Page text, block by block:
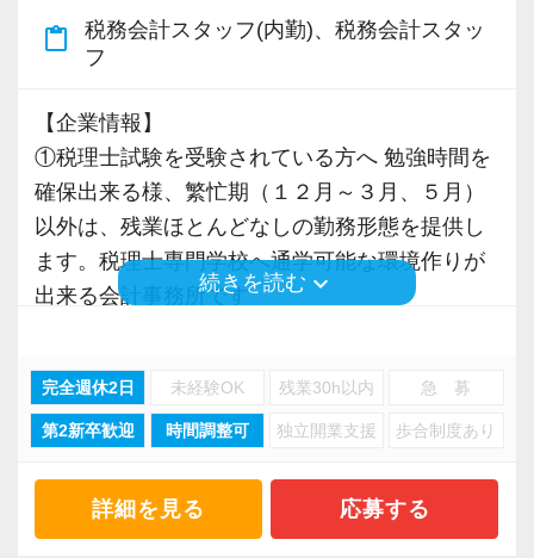
（在籍期間によって金額の上限あり）
◆スーツ手当として、事務所が補助するシステ
額の上限あり）
◆簿記検定や税理士講座の「授業料補助制度」
があります。
【働く環境の魅力】
当事務所は自社ビルで、渋谷駅徒歩12分の場所
静かな住宅地に建ち、建築が好きな所長みずか
らがデザインをおこなった古代ローマ風のオフ
ィスです。（求人写真に入口を掲載していま
税務会計の基幹システムは弥生会計・達人。他
にマネーフォワード、MJSも活用しています。
場を探しておられる方、是非ご応募下さい。専
門性は積み上げるものではなく選びとるもので
す。
【今回の募集について】
会計事務所経験者を歓迎。
次世代を担う社員を募集します。
組織化された効率性の高い事務所で共に働きま
常に向上心を有し、仕事に対して真摯であり、
前向きに挑戦出来る社員を求めています。
税理士等の専門職を目指す方は、勉強しながら
実務経験が積めます。
content_paste
税務会計スタッフ(内勤)、税務会計スタッ
フ
【企業情報】
①税理士試験を受験されている方へ 勉強時間を
確保出来る様、繁忙期（１２月～３月、５月）
以外は、残業ほとんどなしの勤務形態を提供し
ます。税理士専門学校へ通学可能な環境作りが
出来る会計事務所です
③在宅勤務は、部長クラスのみで、一般社員は
基本的に出勤し、業務を行っていただきます
与・達人・MJSミロク情報サービスの会計ソフ
トを使っています
続きを読む keyboard_arrow_down
完全週休2日 未経験OK 残業30h以内 急 募
第2新卒歓迎 時間調整可 独立開業支援 歩合制度あり
詳細を見る 応募する